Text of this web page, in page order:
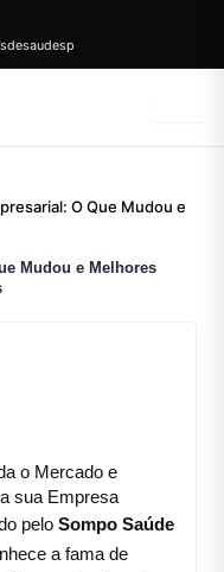
O Que Mudou e
Mudou e Melhores
o Mercado e
sua Empresa
pelo Sompo Saúde
a fama de